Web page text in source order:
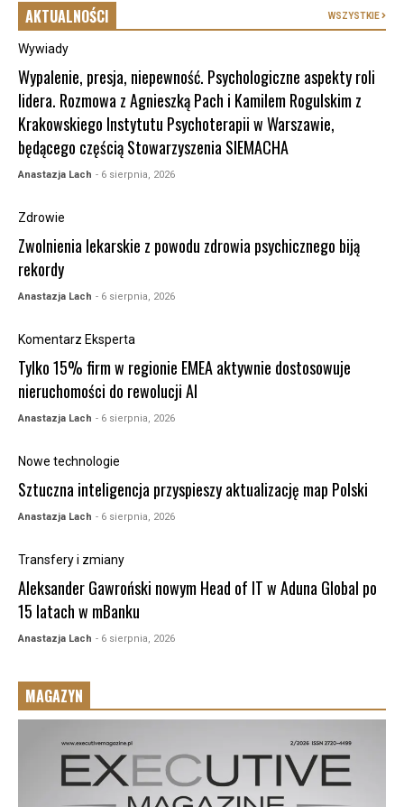
AKTUALNOŚCI WSZYSTKIE
Wywiady
Wypalenie, presja, niepewność. Psychologiczne aspekty roli
lidera. Rozmowa z Agnieszką Pach i Kamilem Rogulskim z
Krakowskiego Instytutu Psychoterapii w Warszawie,
będącego częścią Stowarzyszenia SIEMACHA
Anastazja Lach - 6 sierpnia, 2026
Zdrowie
Zwolnienia lekarskie z powodu zdrowia psychicznego biją
rekordy
Anastazja Lach - 6 sierpnia, 2026
Komentarz Eksperta
Tylko 15% firm w regionie EMEA aktywnie dostosowuje
nieruchomości do rewolucji AI
Anastazja Lach - 6 sierpnia, 2026
Nowe technologie
Sztuczna inteligencja przyspieszy aktualizację map Polski
Anastazja Lach - 6 sierpnia, 2026
Transfery i zmiany
Aleksander Gawroński nowym Head of IT w Aduna Global po
15 latach w mBanku
Anastazja Lach - 6 sierpnia, 2026
MAGAZYN